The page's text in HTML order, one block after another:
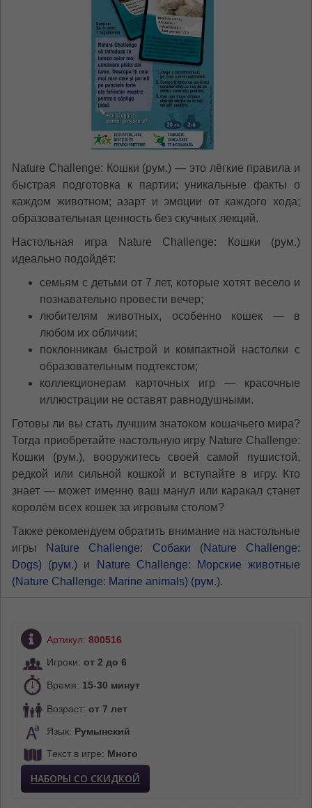
Nature Challenge: Кошки (рум.) — это лёгкие правила и
быстрая подготовка к партии; уникальные факты о
каждом животном; азарт и эмоции от каждого хода;
образовательная ценность без скучных лекций.
Настольная игра Nature Challenge: Кошки (рум.)
идеально подойдёт:
семьям с детьми от 7 лет, которые хотят весело и
познавательно провести вечер;
любителям животных, особенно кошек — в
любом их обличии;
поклонникам быстрой и компактной настолки с
образовательным подтекстом;
коллекционерам карточных игр — красочные
иллюстрации не оставят равнодушными.
Готовы ли вы стать лучшим знатоком кошачьего мира?
Тогда приобретайте настольную игру Nature Challenge:
Кошки (рум.), вооружитесь своей самой пушистой,
редкой или сильной кошкой и вступайте в игру. Кто
знает — может именно ваш манул или каракал станет
королём всех кошек за игровым столом?
Также рекомендуем обратить внимание на настольные
игры
Nature Challenge: Собаки (Nature Challenge:
Dogs) (рум.) и
Nature Challenge: Морские животные
(Nature Challenge: Marine animals) (рум.).
Артикул: 800516
Игроки: от 2 до 6
Время: 15-30 минут
Возраст: от 7 лет
Язык: Румынский
Текст в игре: Много
НАБОРЫ СО СКИДКОЙ